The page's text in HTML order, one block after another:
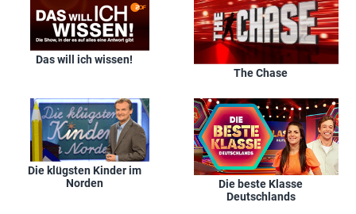
Das will ich wissen!
The Chase
Die klügsten Kinder im
Norden
Die beste Klasse
Deutschlands